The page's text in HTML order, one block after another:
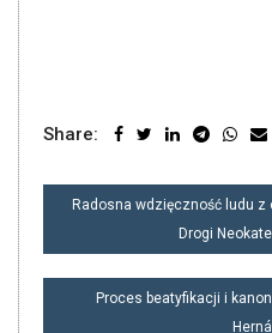
Share:
NAWIGACJA
Radosna wdzięczność ludu
Drogi
Proces beatyfikacji i